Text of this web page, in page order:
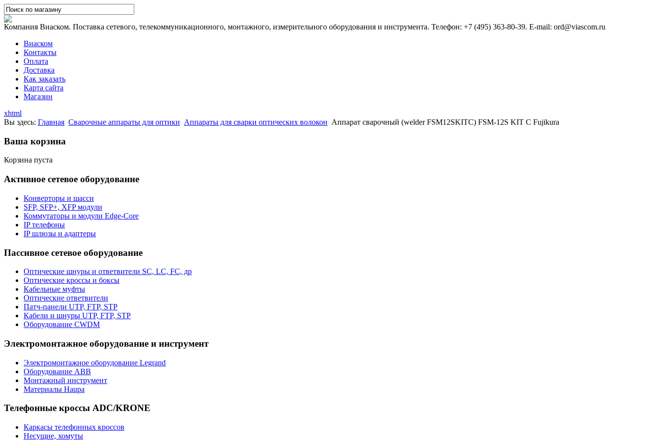
Компания Виаском. Поставка сетевого, телекоммуникационного, монтажного, измерительного оборудования и инструмента. Телефон: +7 (495) 363-80-39. E-mail: ord@viascom.ru
Виаском
Контакты
Оплата
Доставка
Как заказать
Карта сайта
Магазин
xhtml
Вы здесь: Главная Сварочные аппараты для оптики Аппараты для сварки оптических волокон Аппарат сварочный (welder FSM12SKITС) FSM-12S KIT С Fujikura
Ваша корзина
Корзина пуста
Активное сетевое оборудование
Конверторы и шасси
SFP, SFP+, XFP модули
Коммутаторы и модули Edge-Core
IP телефоны
IP шлюзы и адаптеры
Пассивное сетевое оборудование
Оптические шнуры и ответвители SC, LC, FC, др
Оптические кроссы и боксы
Кабельные муфты
Оптические ответвители
Патч-панели UTP, FTP, STP
Кабели и шнуры UTP, FTP, STP
Оборудование CWDM
Электромонтажное оборудование и инструмент
Электромонтажное оборудование Legrand
Оборудование ABB
Монтажный инструмент
Материалы Haupa
Телефонные кроссы ADC/KRONE
Каркасы телефонных кроссов
Несущие, хомуты